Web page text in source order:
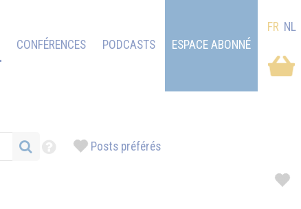
CONFÉRENCES PODCASTS ESPACE ABONNÉ
FR NL
Posts préférés